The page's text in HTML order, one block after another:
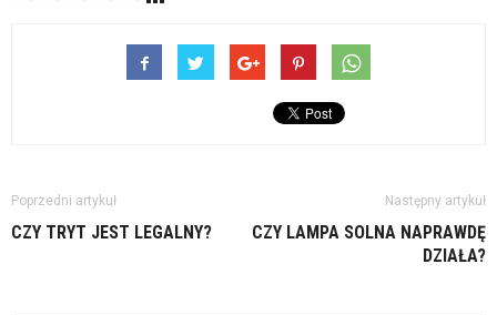
Poprzedni artykuł
CZY TRYT JEST LEGALNY?
Następny artykuł
CZY LAMPA SOLNA NAPRAWDĘ
DZIAŁA?